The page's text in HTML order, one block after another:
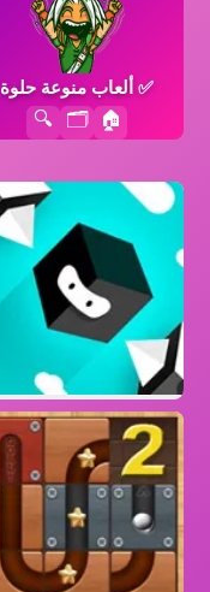
✅ألعاب منوعة حلوة
🏠
🗂️
🔍